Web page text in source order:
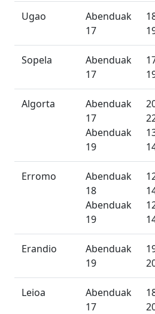
Ugao
Abenduak
17
Sopela
Abenduak
17
Algorta
Abenduak
17
Abenduak
19
Erromo
Abenduak
18
Abenduak
19
Erandio
Abenduak
19
Leioa
Abenduak
17